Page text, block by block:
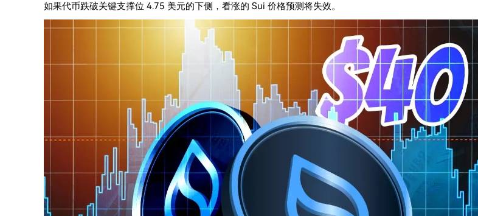
如果代币跌破关键支撑位 4.75 美元的下侧，看涨的 Sui 价格预测将失效。